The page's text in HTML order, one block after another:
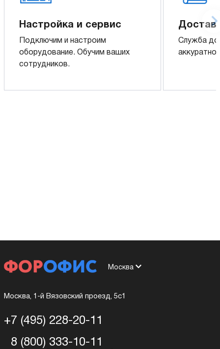
Настройка и сервис
Подключим и настроим
оборудование. Обучим ваших
сотрудников.
Служба
аккуратно
Москва
Москва, 1-й Вязовский проезд, 5с1
+7 (495) 228-20-11
8 (800) 333-10-11